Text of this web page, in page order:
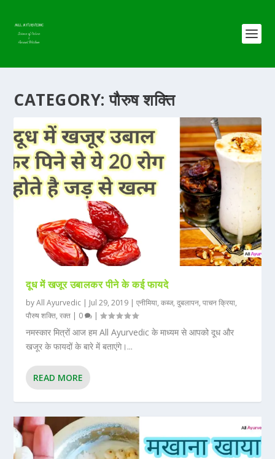
CATEGORY:पौरुष शक्ति
दूध में खजूर उबालकर पीने के कई फायदे
byAll Ayurvedic | Jul 29, 2019 |एनीमिया,कब्ज,दुबलापन,पाचन क्रिया,
पौरुष शक्ति,रक्त | 0 |
नमस्कार मित्रों आज हम All Ayurvedic के माध्यम से आपको दूध और
खजूर के फायदों के बारे में बताएंगे।...
READ MORE